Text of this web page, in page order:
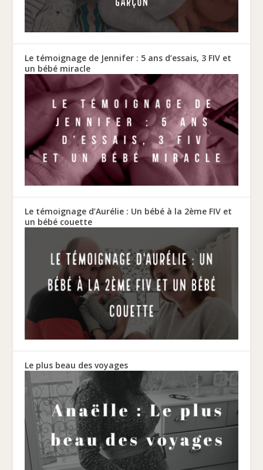
Le témoignage de Jennifer : 5 ans d’essais, 3 FIV et
un bébé miracle
Le témoignage d’Aurélie : Un bébé à la 2ème FIV et
un bébé couette
Le plus beau des voyages